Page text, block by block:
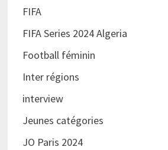
FIFA
FIFA Series 2024 Algeria
Football féminin
Inter régions
interview
Jeunes catégories
JO Paris 2024